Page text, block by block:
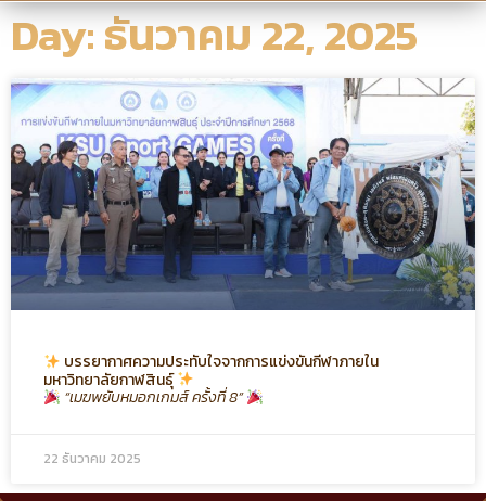
Day: ธันวาคม 22, 2025
บรรยากาศความประทับใจจากการแข่งขันกีฬาภายใน
มหาวิทยาลัยกาฬสินธุ์
“เมฆพยับหมอกเกมส์ ครั้งที่ 8”
22 ธันวาคม 2025